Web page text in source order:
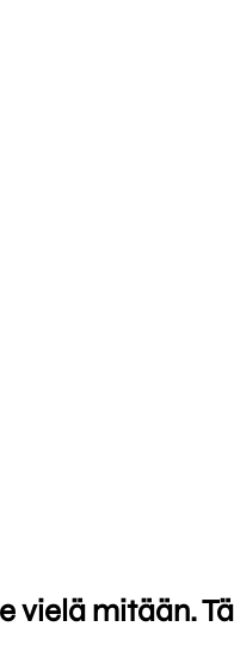
page="1" data-
vielä mitään.